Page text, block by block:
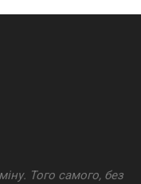
Того самого, без